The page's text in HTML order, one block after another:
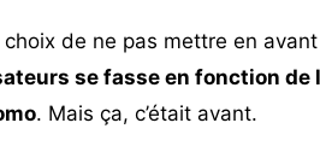
de ne pas mettre en
se fasse en fonction de
. Mais ça, c’était avant.